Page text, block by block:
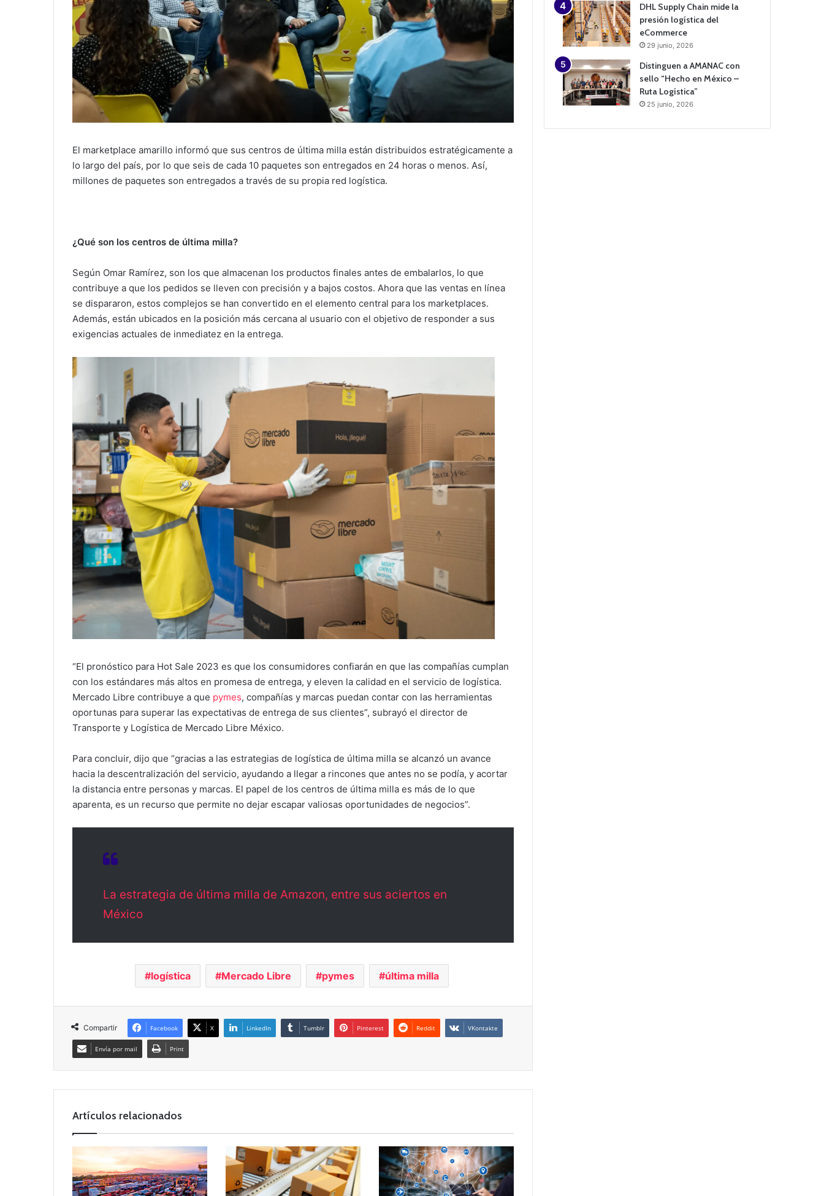
El marketplace amarillo informó que sus centros de última milla están distribuidos estratégicamente a
lo largo del país, por lo que seis de cada 10 paquetes son entregados en 24 horas o menos. Así,
millones de paquetes son entregados a través de su propia red logística.
¿Qué son los centros de última milla?
Según Omar Ramírez, son los que almacenan los productos finales antes de embalarlos, lo que
contribuye a que los pedidos se lleven con precisión y a bajos costos. Ahora que las ventas en línea
se dispararon, estos complejos se han convertido en el elemento central para los marketplaces.
Además, están ubicados en la posición más cercana al usuario con el objetivo de responder a sus
exigencias actuales de inmediatez en la entrega.
“El pronóstico para Hot Sale 2023 es que los consumidores confiarán en que las compañías cumplan
con los estándares más altos en promesa de entrega, y eleven la calidad en el servicio de logística.
Mercado Libre contribuye a que pymes, compañías y marcas puedan contar con las herramientas
oportunas para superar las expectativas de entrega de sus clientes”, subrayó el director de
Transporte y Logística de Mercado Libre México.
Para concluir, dijo que “gracias a las estrategias de logística de última milla se alcanzó un avance
hacia la descentralización del servicio, ayudando a llegar a rincones que antes no se podía, y acortar
la distancia entre personas y marcas. El papel de los centros de última milla es más de lo que
aparenta, es un recurso que permite no dejar escapar valiosas oportunidades de negocios”.
La estrategia de última milla de Amazon, entre sus aciertos en
México
logística Mercado Libre pymes última milla
Compartir Facebook X LinkedIn Tumblr Pinterest Reddit VKontakte
Envía por mail Print
Artículos relacionados
DHL Supply Chain mide la
presión logística del
eCommerce
29 junio, 2026
Distinguen a AMANAC con
sello “Hecho en México –
Ruta Logística”
25 junio, 2026